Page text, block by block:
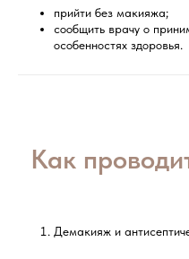
прийти без макияжа;
сообщить врачу о
особенностях здоровья.
Как
Демакияж и